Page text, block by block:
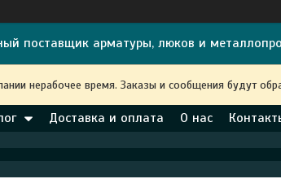
поставщик арматуры, люков и
нерабочее время. Заказы и сообщения будут
Доставка и оплата О нас